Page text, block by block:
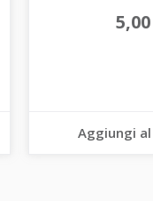
Aggiungi